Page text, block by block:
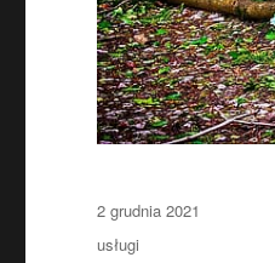
Data
publikacji
2 grudnia 2021
Kategorie
usługi